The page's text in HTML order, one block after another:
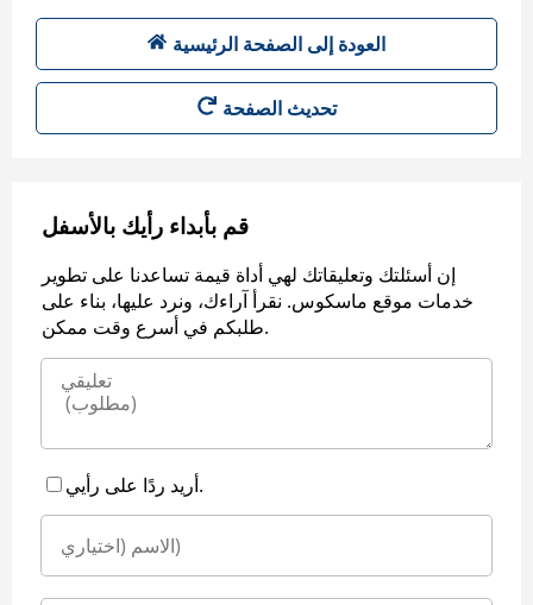
العودة إلى الصفحة الرئيسية
تحديث الصفحة
قم بأبداء رأيك بالأسفل
إن أسئلتك وتعليقاتك لهي أداة قيمة تساعدنا على تطوير
خدمات موقع ماسكوس. نقرأ آراءك، ونرد عليها، بناء على
طلبكم في أسرع وقت ممكن.
أريد ردًا على رأيي.